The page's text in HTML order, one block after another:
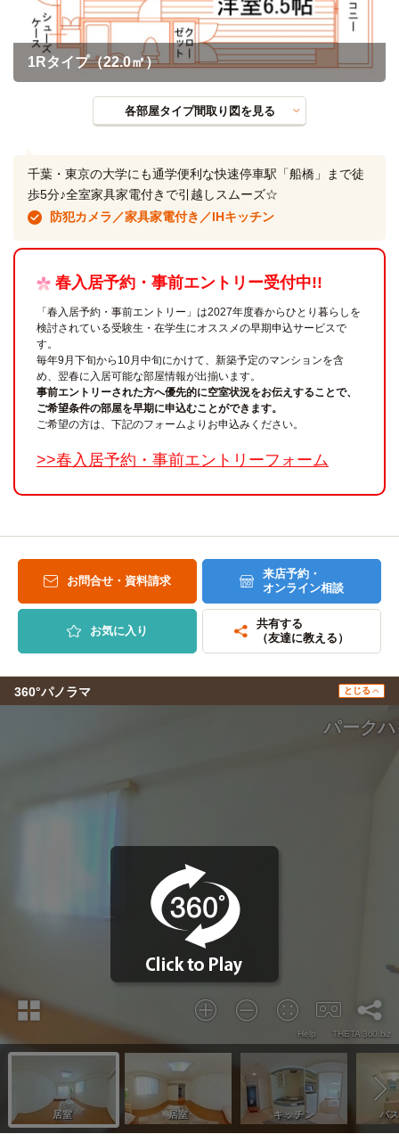
1Rタイプ（22.0㎡）
各部屋タイプ間取り図を見る
千葉・東京の大学にも通学便利な快速停車駅「船橋」まで徒
歩5分♪全室家具家電付きで引越しスムーズ☆
防犯カメラ／家具家電付き／IHキッチン
春入居予約・事前エントリー受付中!!
「春入居予約・事前エントリー」は2027年度春からひとり暮らしを
検討されている受験生・在学生にオススメの早期申込サービスで
す。
毎年9月下旬から10月中旬にかけて、新築予定のマンションを含
め、翌春に入居可能な部屋情報が出揃います。
事前エントリーされた方へ優先的に空室状況をお伝えすることで、
ご希望条件の部屋を早期に申込むことができます。
ご希望の方は、下記のフォームよりお申込みください。
>>春入居予約・事前エントリーフォーム
お問合せ・資料請求
来店予約・
オンライン相談
お気に入り
共有する
（友達に教える）
360°パノラマ とじる